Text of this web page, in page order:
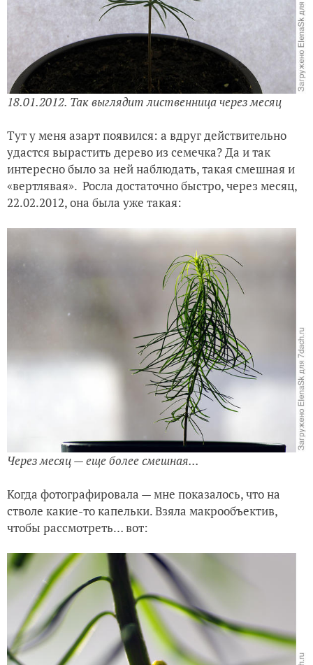
18.01.2012. Так выглядит лиственница через месяц
Тут у меня азарт появился: а вдруг действительно
удастся вырастить дерево из семечка? Да и так
интересно было за ней наблюдать, такая смешная и
«вертлявая». Росла достаточно быстро, через месяц,
22.02.2012, она была уже такая:
Через месяц — еще более смешная...
Когда фотографировала — мне показалось, что на
стволе какие-то капельки. Взяла макрообъектив,
чтобы рассмотреть… вот: